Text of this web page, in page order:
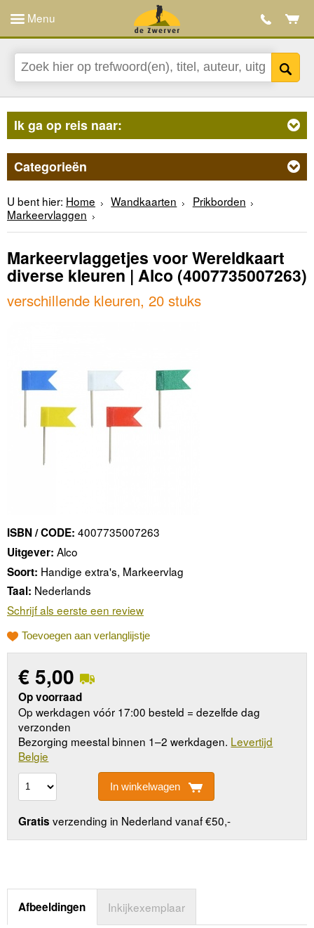
Menu
Ik ga op reis naar:
Categorieën
U bent hier: Home Wandkaarten
Prikborden
Markeervlaggen
Markeervlaggetjes voor Wereldkaart
diverse kleuren | Alco (4007735007263)
verschillende kleuren, 20 stuks
ISBN / CODE: 4007735007263
Uitgever: Alco
Soort: Handige extra's, Markeervlag
Taal: Nederlands
Schrijf als eerste een review
Toevoegen aan verlanglijstje
€5,00
Op voorraad
Op werkdagen vóór 17:00 besteld = dezelfde dag
verzonden
Bezorging meestal binnen 1–2 werkdagen. Levertijd
Belgie
In winkelwagen
Gratis verzending in Nederland vanaf €50,-
Afbeeldingen Inkijkexemplaar